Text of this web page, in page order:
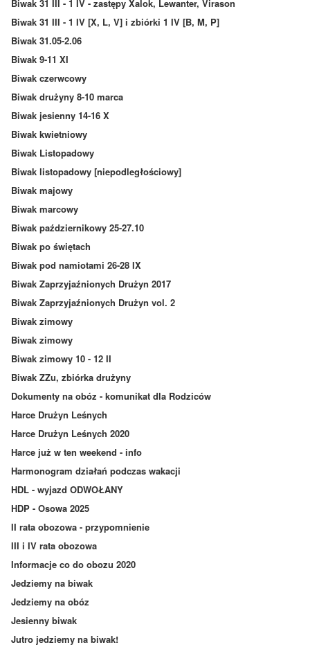
Biwak 31 III - 1 IV - zastępy Xalok, Lewanter, Virason
Biwak 31 III - 1 IV [X, L, V] i zbiórki 1 IV [B, M, P]
Biwak 31.05-2.06
Biwak 9-11 XI
Biwak czerwcowy
Biwak drużyny 8-10 marca
Biwak jesienny 14-16 X
Biwak kwietniowy
Biwak Listopadowy
Biwak listopadowy [niepodległościowy]
Biwak majowy
Biwak marcowy
Biwak październikowy 25-27.10
Biwak po świętach
Biwak pod namiotami 26-28 IX
Biwak Zaprzyjaźnionych Drużyn 2017
Biwak Zaprzyjaźnionych Drużyn vol. 2
Biwak zimowy
Biwak zimowy
Biwak zimowy 10 - 12 II
Biwak ZZu, zbiórka drużyny
Dokumenty na obóz - komunikat dla Rodziców
Harce Drużyn Leśnych
Harce Drużyn Leśnych 2020
Harce już w ten weekend - info
Harmonogram działań podczas wakacji
HDL - wyjazd ODWOŁANY
HDP - Osowa 2025
II rata obozowa - przypomnienie
III i IV rata obozowa
Informacje co do obozu 2020
Jedziemy na biwak
Jedziemy na obóz
Jesienny biwak
Jutro jedziemy na biwak!